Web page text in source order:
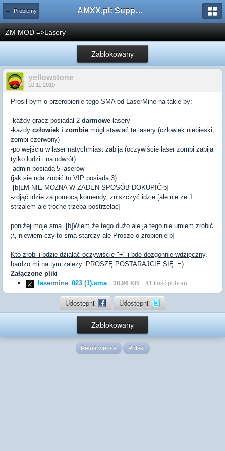
← Problemy AMXX.pl: Support AMX Mod X i SourceMod
ZM MOD =>Lasery
Zablokowany
yellowstone
10.11.2010
Prosił bym o przerobienie tego SMA od LaserMine na takie by:
-każdy gracz posiadał 2 darmowe lasery
-każdy człowiek i zombie mógł stawiać te lasery (człowiek niebieski,
zombi czerwony)
-po wejściu w laser natychmiast zabija (oczywiście laser zombi zabija
tylko ludzi i na odwrót)
-admin posiada 5 laserów
(jak sie uda zrobić to VIP posiada 3)
-[b]LM NIE MOŻNA W ŻADEN SPOSÓB DOKUPIĆ[b]
-zdjąć idzie za pomocą komendy, zniszczyć idzie [ale nie ze 1
strzalem ale troche trzeba postrzelać]
poniżej moje sma. [b]Wiem że tego dużo ale ja tego nie umiem zrobić
;\, niewiem czy to sma starczy ale Proszę o zrobienie[b]
Kto zrobi i bdzie działać oczywiście "+" i bde dozgonnie wdzięczny,
bardzo mi na tym zależy. PROSZĘ POSTARAJCIE SIĘ :=)
Załączone pliki
lasermine_023 (1).sma
38,96 KB 41 Ilość pobrań
Udostępnij Udostępnij
Zablokowany
Pełna wersja Polski